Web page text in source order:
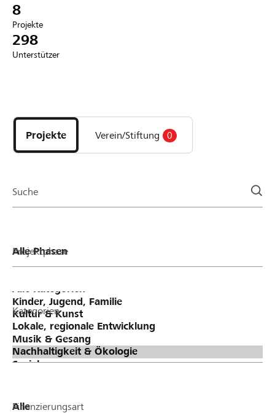
Anmelden
DE FR IT
8
Projekte
298
Unterstützer
Projekte
und
Organisationen
Projekte Verein/Stiftung 0
Suche
Projektphase
Kategorien
Finanzierungsart